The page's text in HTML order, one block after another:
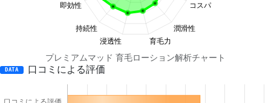
プレミアムマッド 育毛ローション解析チャート
DATA 口コミによる評価